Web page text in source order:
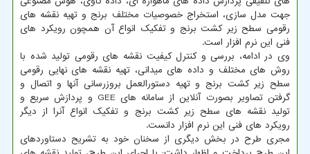
جهت مدل سازی، استخراج خصوصیات مختلف برنج و تهیه نقشه های
رقومی سطح زیر کشت برنج و تفکیک انواع آن همچون رویکرد های
فنی این نرم افزار است.
وی در ادامه، بررسی و کنترل کیفیت نقشه های رقومی تولید شده با
روش های مختلف و داده های میدانی، تهیه نقشه های نهایی رقومی
سطح زیر کشت برنج و تهیه دستورالعمل بروزرسانی آنها و اتصال و
گرفتن تصاویر بصورت آنلاین از سامانه های GEE و پردازش سریع و
تولید نقشه های سطح زیر کشت برنج و تفکیک انواع آنرا از دیگر
رویکرد های فنی این نرم افزار دانست.
مجری طرح در بخش دیگری از سخنان خود به تشریح دستاوردهای